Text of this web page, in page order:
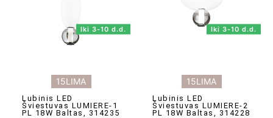
15LIMA
Iki 3-10 d.d.
Lubinis LED
Šviestuvas LUMIERE-1
PL 18W Baltas, 314235
15LIMA
Iki 3-10 d.d.
Lubinis LED
Šviestuvas LUMIERE-2
PL 18W Baltas, 314228